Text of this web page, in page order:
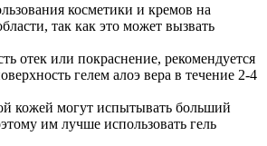
косметики и кремов на
так как это может вызвать
отек или покраснение, рекомендуется
гелем алоэ вера в течение 2-4
кожей могут испытывать больший
им лучше использовать гель